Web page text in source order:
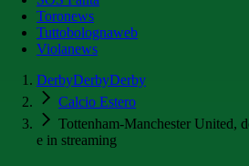
Toronews
Tuttobolognaweb
Violanews
DerbyDerbyDerby
Calcio Estero
Tottenham-Manchester United,
e in streaming